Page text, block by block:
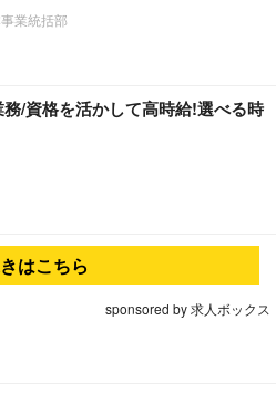
業統括部
/資格を活かして高時給!選べる時
はこちら
sponsored by 求人ボックス